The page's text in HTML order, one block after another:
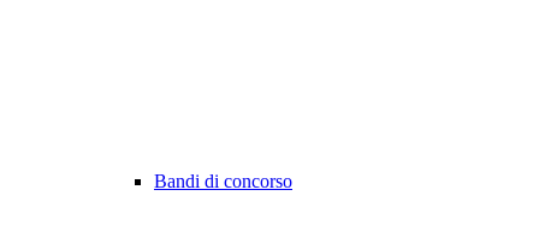
Bandi di concorso